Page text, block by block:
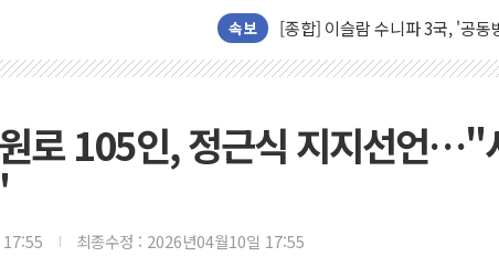
속보
[종합] 이슬람 수니파 3국, '공
美 항소법원, 백악관 무도회장
이란 핵심 원유 수출항 '하르그
美 고용 쇼크에 엔화 장중 급등
[종합] 美 7월 고용 2만3000명
로 105인, 정근식 지지선언…"
최종수정 : 2026년04월10일 17:55